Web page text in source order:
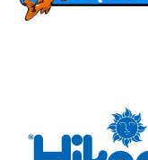
La marque
d'autres marques
notamment. Des
l'installation de